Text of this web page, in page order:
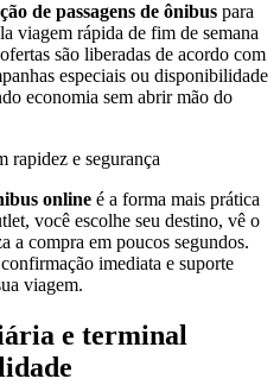
de passagens de ônibus para
viagem rápida de fim de semana
são liberadas de acordo com
especiais ou disponibilidade
economia sem abrir mão do
rapidez e segurança
online é a forma mais prática
você escolhe seu destino, vê o
a compra em poucos segundos.
imediata e suporte
viagem.
e terminal